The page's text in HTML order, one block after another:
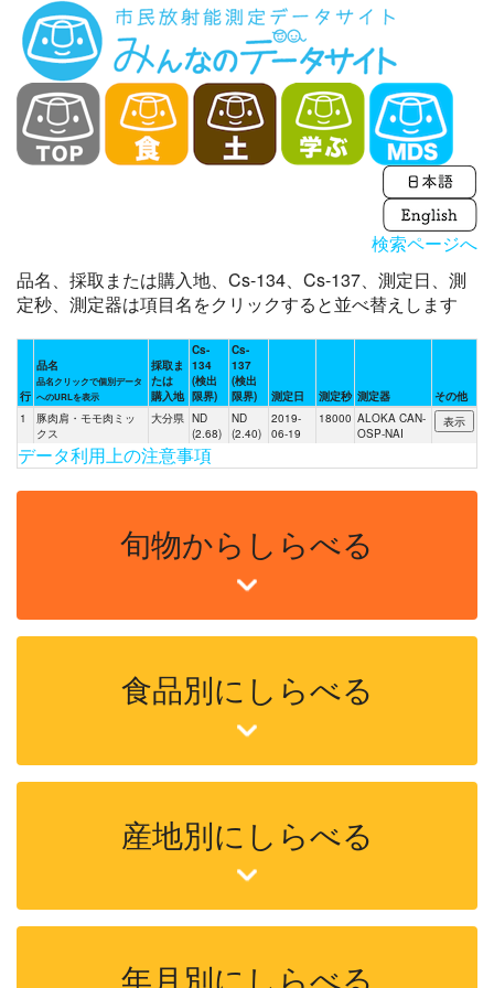
検索ページへ
品名、採取または購入地、Cs-134、Cs-137、測定日、測
定秒、測定器は項目名をクリックすると並べ替えします
行
品名
品名クリックで個別データ
へのURLを表示
採取ま
たは
購入地
Cs-
134
(検出
限界)
Cs-
137
(検出
限界)
測定日 測定秒 測定器
その他
1
豚肉肩・モモ肉ミッ
クス
大分県 ND
(2.68)
ND
(2.40)
2019-
06-19
18000 ALOKA CAN-
OSP-NAI
データ利用上の注意事項
旬物からしらべる
食品別にしらべる
産地別にしらべる
年月別にしらべる